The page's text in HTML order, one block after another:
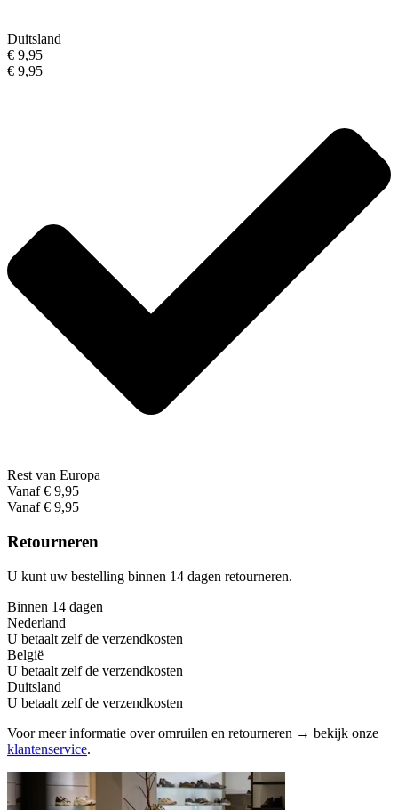
Duitsland
€ 9,95
€ 9,95
Rest van Europa
Vanaf € 9,95
Vanaf € 9,95
Retourneren
U kunt uw bestelling binnen 14 dagen retourneren.
Binnen 14 dagen
Nederland
U betaalt zelf de verzendkosten
België
U betaalt zelf de verzendkosten
Duitsland
U betaalt zelf de verzendkosten
Voor meer informatie over omruilen en retourneren → bekijk onze
klantenservice.